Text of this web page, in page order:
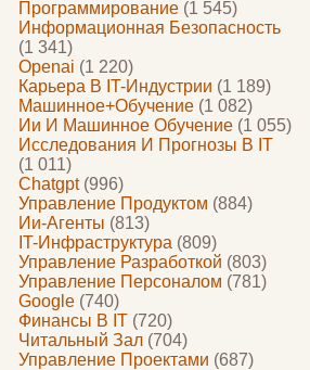
Программирование (1 545)
Информационная Безопасность
(1 341)
Openai (1 220)
Карьера В IT-Индустрии (1 189)
Машинное+обучение (1 082)
Ии И Машинное Обучение (1 055)
Исследования И Прогнозы В IT
(1 011)
Chatgpt(996)
Управление Продуктом (884)
Ии-Агенты (813)
IT-Инфраструктура (809)
Управление Разработкой (803)
Управление Персоналом (781)
Google (740)
Финансы В IT (720)
Читальный Зал (704)
Управление Проектами (687)